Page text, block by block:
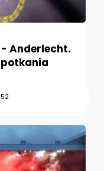
- Anderlecht.